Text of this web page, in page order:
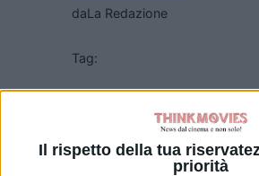
Il rispetto della tua
priorità
daLa Redazione
Tag:
Articoli recenti
LION: